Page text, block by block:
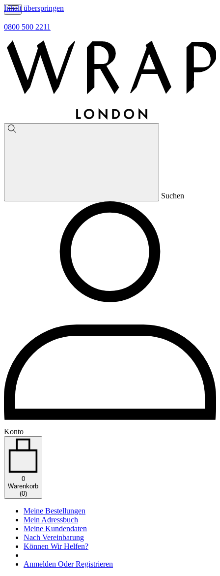
Inhalt überspringen
0800 500 2211
Suchen
Konto
0
Warenkorb
(0)
Meine Bestellungen
Mein Adressbuch
Meine Kundendaten
Nach Vereinbarung
Können Wir Helfen?
Anmelden Oder Registrieren